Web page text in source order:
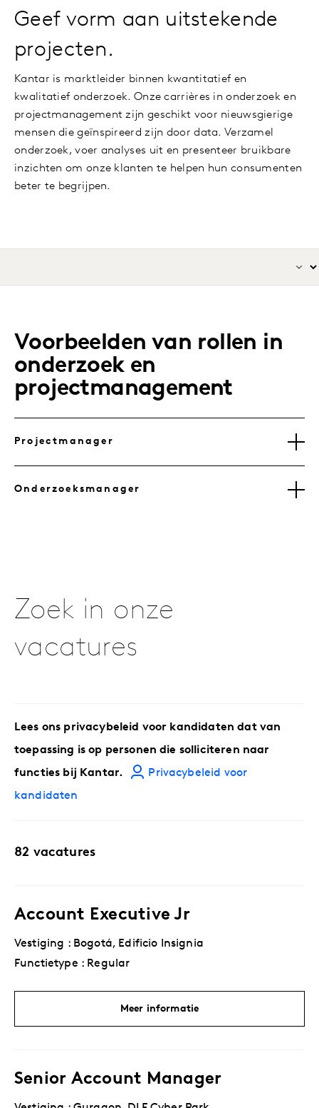
Geef vorm aan uitstekende
projecten.
Kantar is marktleider binnen kwantitatief en
kwalitatief onderzoek. Onze carrières in onderzoek en
projectmanagement zijn geschikt voor nieuwsgierige
mensen die geïnspireerd zijn door data. Verzamel
onderzoek, voer analyses uit en presenteer bruikbare
inzichten om onze klanten te helpen hun consumenten
beter te begrijpen.
Voorbeelden van rollen in
onderzoek en
projectmanagement
Projectmanager
Onderzoeksmanager
Zoek in onze
vacatures
Lees ons privacybeleid voor kandidaten dat van
toepassing is op personen die solliciteren naar
functies bij Kantar.
Privacybeleid voor
kandidaten
82 vacatures
Account Executive Jr
Vestiging : Bogotá, Edificio Insignia
Functietype : Regular
Meer informatie
Senior Account Manager